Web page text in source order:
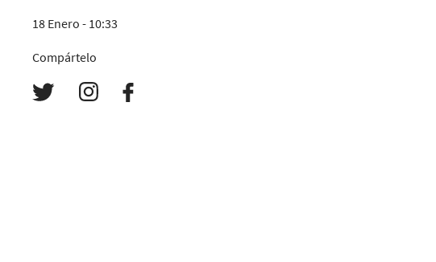
18 Enero - 10:33
Compártelo